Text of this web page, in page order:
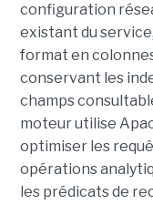
configuration
existant du
format en
conservant les
champs
moteur utilise
optimiser les
opérations
les prédicats de